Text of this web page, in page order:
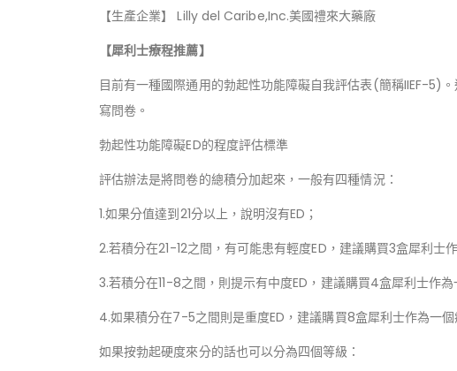
【生產企業】 Lilly del Caribe,Inc.美國禮來大藥廠
【犀利士療程推薦】
目前有一種國際通用的勃起性功能障礙自我評估表(簡稱IIEF-5)
寫問卷。
勃起性功能障礙ED的程度評估標準
評估辦法是將問卷的總積分加起來，一般有四種情況：
1.如果分值達到21分以上，說明沒有ED；
2.若積分在21-12之間，有可能患有輕度ED，建議購買3盒犀利士
3.若積分在11-8之間，則提示有中度ED，建議購買4盒犀利士作為
4.如果積分在7-5之間則是重度ED，建議購買8盒犀利士作為一個
如果按勃起硬度來分的話也可以分為四個等級：